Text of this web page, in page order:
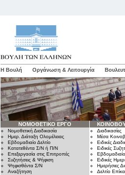
Η Βουλή Οργάνωση & Λειτουργία
ΝΟΜΟΘΕΤΙΚΟ ΕΡΓΟ
Νομοθετική Διαδικασία
Ημερ. Διάταξη Ολομέλειας
Εβδομαδιαίο Δελτίο
Κατατεθέντα Σ/Ν ή Π/Ν
Επεξεργασία στις Επιτροπές
Συζητήσεις & Ψήφιση
Ψηφισθέντα Σ/Ν
Αναζήτηση
Διαδικασίες
Μέσα
Ειδικές
Ειδικές
Εβδομαδιαίο
Ειδικές
Ημερήσιες
Δελτίο